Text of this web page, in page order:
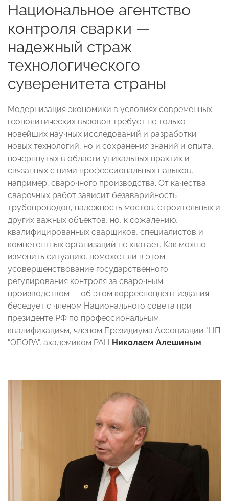
Национальное агентство
контроля сварки —
надежный страж
технологического
суверенитета страны
Модернизация экономики в условиях современных
геополитических вызовов требует не только
новейших научных исследований и разработки
новых технологий, но и сохранения знаний и опыта,
почерпнутых в области уникальных практик и
связанных с ними профессиональных навыков,
например, сварочного производства. От качества
сварочных работ зависит безаварийность
трубопроводов, надежность мостов, строительных и
других важных объектов, но, к сожалению,
квалифицированных сварщиков, специалистов и
компетентных организаций не хватает. Как можно
изменить ситуацию, поможет ли в этом
усовершенствование государственного
регулирования контроля за сварочным
производством — об этом корреспондент издания
беседует с членом Национального совета при
президенте РФ по профессиональным
квалификациям, членом Президиума Ассоциации "НП
"ОПОРА", академиком РАН Николаем Алешиным.